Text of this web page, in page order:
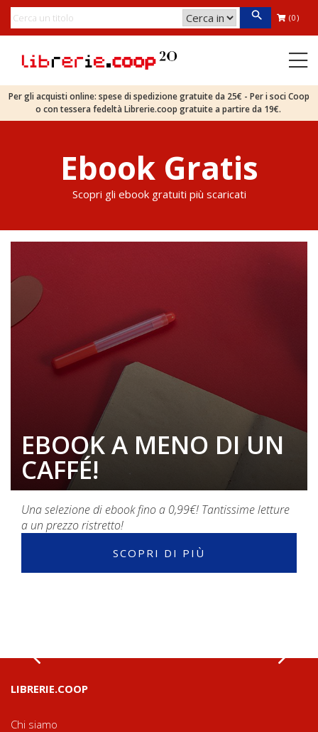
(0)
Per gli acquisti online: spese di spedizione gratuite da 25€ - Per i soci Coop
o con tessera fedeltà Librerie.coop gratuite a partire da 19€.
Ebook Gratis
Scopri gli ebook gratuiti più scaricati
EBOOK A MENO DI UN
CAFFÉ!
Una selezione di ebook fino a 0,99€! Tantissime letture
a un prezzo ristretto!
SCOPRI DI PIÙ
LIBRERIE.COOP
Chi siamo